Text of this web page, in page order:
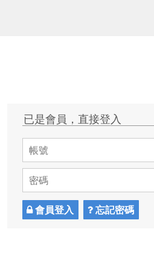
已是會員，直接登入
會員登入 忘記密碼